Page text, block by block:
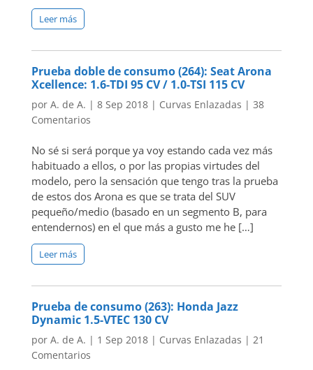
Leer más
Prueba doble de consumo (264): Seat Arona
Xcellence: 1.6-TDI 95 CV / 1.0-TSI 115 CV
por A. de A. | 8 Sep 2018| Curvas Enlazadas | 38
Comentarios
No sé si será porque ya voy estando cada vez más
habituado a ellos, o por las propias virtudes del
modelo, pero la sensación que tengo tras la prueba
de estos dos Arona es que se trata del SUV
pequeño/medio (basado en un segmento B, para
entendernos) en el que más a gusto me he […]
Leer más
Prueba de consumo (263): Honda Jazz
Dynamic 1.5-VTEC 130 CV
por A. de A. | 1 Sep 2018| Curvas Enlazadas | 21
Comentarios